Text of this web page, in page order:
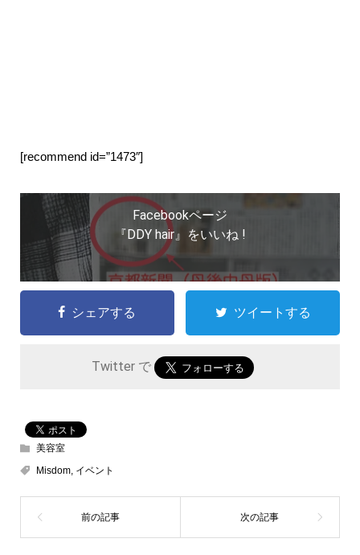
[recommend id=”1473″]
Facebookページ
『DDY hair』をいいね !
シェアする ツイートする
Twitter で
美容室
Misdom, イベント